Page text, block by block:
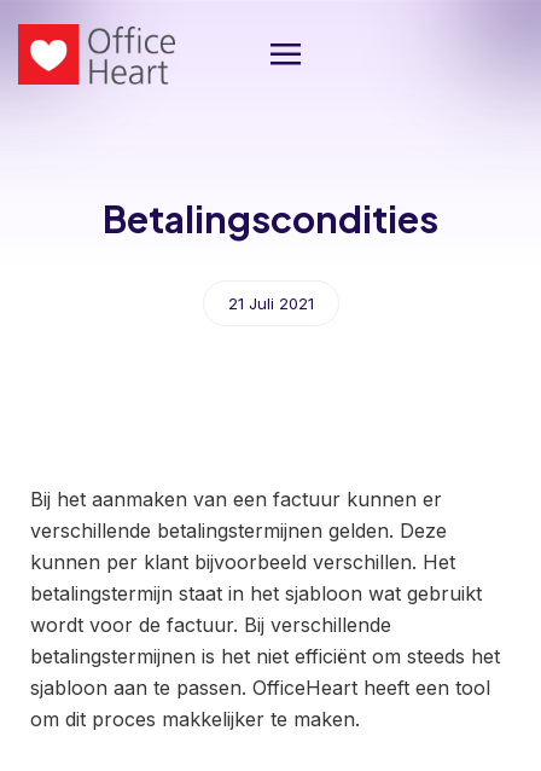
Betalingscondities
21 Juli 2021
Bij het aanmaken van een factuur kunnen er
verschillende betalingstermijnen gelden. Deze
kunnen per klant bijvoorbeeld verschillen. Het
betalingstermijn staat in het sjabloon wat gebruikt
wordt voor de factuur. Bij verschillende
betalingstermijnen is het niet efficiënt om steeds het
sjabloon aan te passen. OfficeHeart heeft een tool
om dit proces makkelijker te maken.